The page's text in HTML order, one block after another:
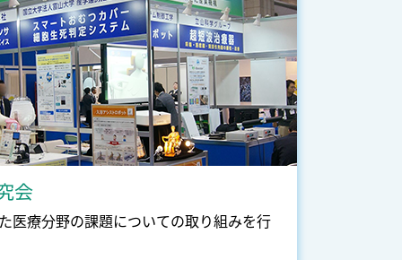
会
医療分野の課題についての取り組みを行